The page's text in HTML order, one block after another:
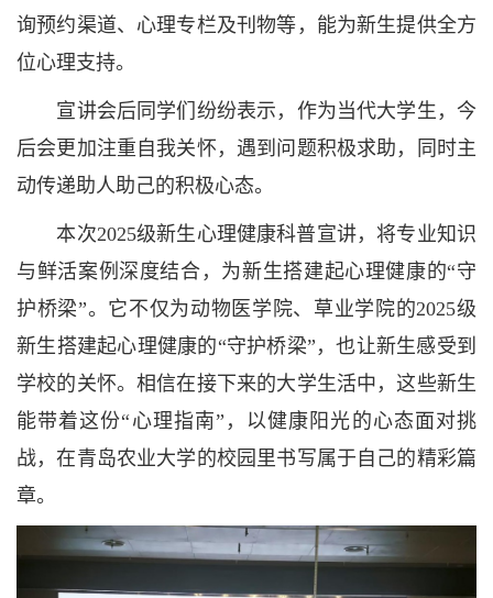
询预约渠道、心理专栏及刊物等，能为新生提供全方
位心理支持。
宣讲会后同学们纷纷表示，作为当代大学生，今
后会更加注重自我关怀，遇到问题积极求助，同时主
动传递助人助己的积极心态。
本次2025级新生心理健康科普宣讲，将专业知识
与鲜活案例深度结合，为新生搭建起心理健康的“守
护桥梁”。它不仅为动物医学院、草业学院的2025级
新生搭建起心理健康的“守护桥梁”，也让新生感受到
学校的关怀。相信在接下来的大学生活中，这些新生
能带着这份“心理指南”，以健康阳光的心态面对挑
战，在青岛农业大学的校园里书写属于自己的精彩篇
章。